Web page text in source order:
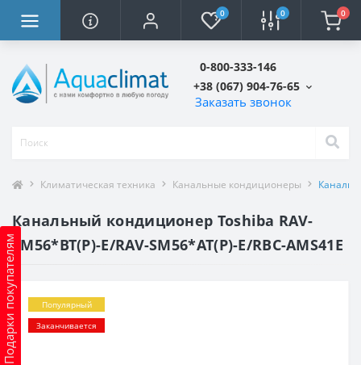
0 0 0
0-800-333-146
+38 (067) 904-76-65
Заказать звонок
Подарки покупателям
Климатическая техника Канальные кондиционеры
Канальный кондиционер Toshiba RAV-
SM56*BT(P)-E/RAV-SM56*AT(P)-E/RBC-AMS41E
Популярный
Заканчивается